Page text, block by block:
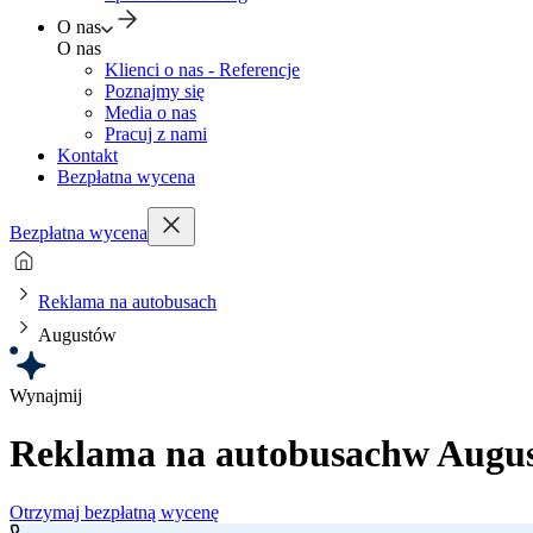
O nas
O nas
Klienci o nas - Referencje
Poznajmy się
Media o nas
Pracuj z nami
Kontakt
Bezpłatna wycena
Bezpłatna wycena
Reklama na autobusach
Augustów
Wynajmij
Reklama na autobusachw
Otrzymaj bezpłatną wycenę